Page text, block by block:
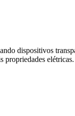
dispositivos